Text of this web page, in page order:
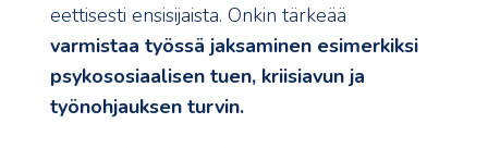
eettisesti ensisijaista. Onkin tärkeää
varmistaa työssä jaksaminen esimerkiksi
psykososiaalisen tuen, kriisiavun ja
työnohjauksen turvin.